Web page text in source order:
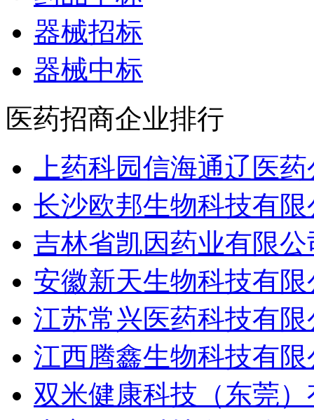
器械招标
器械中标
医药招商企业排行
上药科园信海通辽医
长沙欧邦生物科技有限
吉林省凯因药业有限公
安徽新天生物科技有限
江苏常兴医药科技有限
江西腾鑫生物科技有限
双米健康科技（东莞